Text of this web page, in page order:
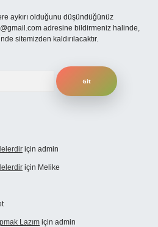
aykırı olduğunu düşündüğünüz
adresine bildirmeniz halinde,
sitemizden kaldırılacaktır.
için admin
için Melike
Lazım için admin